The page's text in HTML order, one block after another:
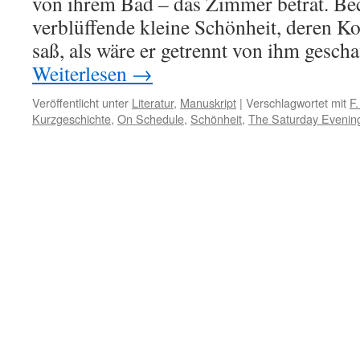
verblüffende kleine Schönheit, deren
saß, als wäre er getrennt von ihm
Weiterlesen →
Veröffentlicht unter Literatur, Manuskript | Verschlagwortet mit
Kurzgeschichte, On Schedule, Schönheit, The Saturday